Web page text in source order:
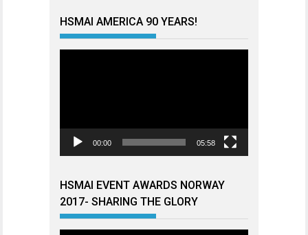
HSMAI AMERICA 90 YEARS!
00:00 05:58
HSMAI EVENT AWARDS NORWAY
2017- SHARING THE GLORY